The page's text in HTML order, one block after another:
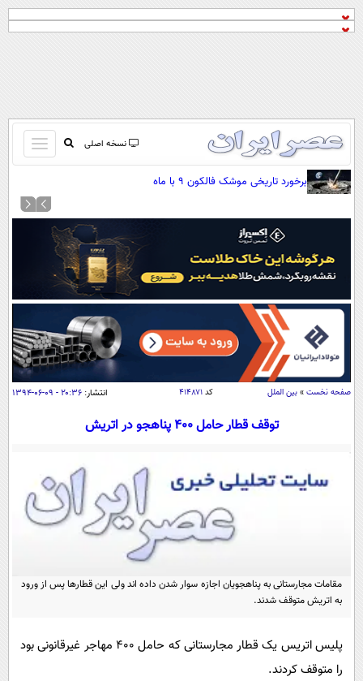
نسخه اصلی
باز
و
کردن
صفحه اول
نظرسنجی
آب و هوا
اوقات شرعی
سواد زندگی
اقتصاد
اقتصادی
جامعه
حوادث
سلامت
یک برش دانایی
بین الملل
فرهنگ و هنر
علم و دانش
علمی
گوناگون
باشگاه مغز
اقتصاد
عصر ایران 2
برخورد تاریخی موشک فالکون ۹ با ماه
صفحه نخست » بین الملل کد۴۱۴۸۷۱ انتشار: ۲۰:۳۶ - ۰۹-۰۶-۱۳۹۴
توقف قطار حامل 400 پناهجو در اتریش
مقامات مجارستانی به پناهجویان اجازه سوار شدن داده اند ولی این قطارها پس از ورود
به اتریش متوقف شدند.
پلیس اتریس یک قطار مجارستانی که حامل 400 مهاجر غیرقانونی بود
را متوقف کردند.